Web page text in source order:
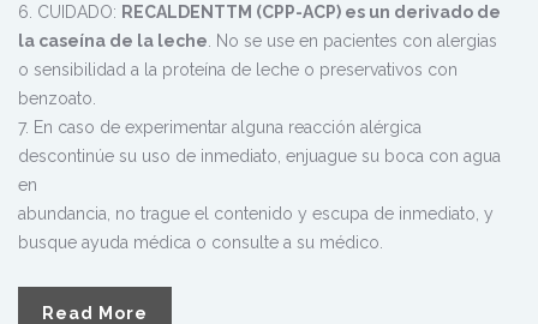
6. CUIDADO: RECALDENTTM (CPP-ACP) es un derivado de
la caseína de la leche . No se use en pacientes con alergias
o sensibilidad a la proteína de leche o preservativos con
benzoato.
7. En caso de experimentar alguna reacción alérgica
descontinúe su uso de inmediato, enjuague su boca con agua
en
abundancia, no trague el contenido y escupa de inmediato, y
busque ayuda médica o consulte a su médico.
Read More